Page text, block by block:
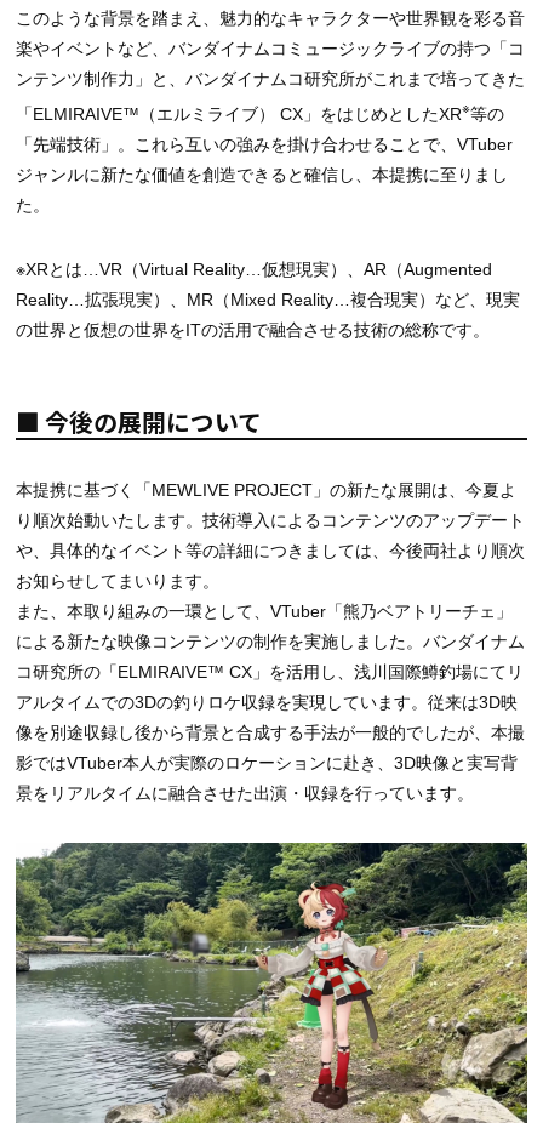
このような背景を踏まえ、魅力的なキャラクターや世界観を彩る音
楽やイベントなど、バンダイナムコミュージックライブの持つ「コ
ンテンツ制作力」と、バンダイナムコ研究所がこれまで培ってきた
「ELMIRAIVE™（エルミライブ） CX」をはじめとしたXR※等の
「先端技術」。これら互いの強みを掛け合わせることで、VTuber
ジャンルに新たな価値を創造できると確信し、本提携に至りまし
た。
※XRとは…VR（Virtual Reality…仮想現実）、AR（Augmented
Reality…拡張現実）、MR（Mixed Reality…複合現実）など、現実
の世界と仮想の世界をITの活用で融合させる技術の総称です。
■ 今後の展開について
本提携に基づく「MEWLIVE PROJECT」の新たな展開は、今夏よ
り順次始動いたします。技術導入によるコンテンツのアップデート
や、具体的なイベント等の詳細につきましては、今後両社より順次
お知らせしてまいります。
また、本取り組みの一環として、VTuber「熊乃ベアトリーチェ」
による新たな映像コンテンツの制作を実施しました。バンダイナム
コ研究所の「ELMIRAIVE™ CX」を活用し、浅川国際鱒釣場にてリ
アルタイムでの3Dの釣りロケ収録を実現しています。従来は3D映
像を別途収録し後から背景と合成する手法が一般的でしたが、本撮
影ではVTuber本人が実際のロケーションに赴き、3D映像と実写背
景をリアルタイムに融合させた出演・収録を行っています。